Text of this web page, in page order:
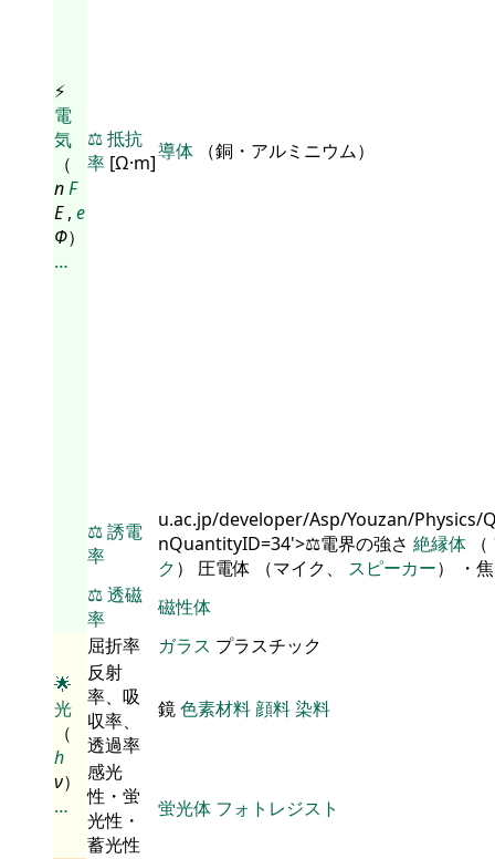
⚡
電
気
（
nF
E, e
Φ）
…
⚖️抵抗
率 [Ω·m]導体 （銅・アルミニウム）
⚖️誘電
率
u.ac.jp/developer/Asp/Youzan/Physics/
nQuantityID=34'>⚖️電界の強さ 絶縁体 （
ク） 圧電体 （マイク、 スピーカー） ・
⚖️透磁
率
磁性体
🌟
光
（
h
ν）
…
屈折率 ガラス プラスチック
反射
率、吸
収率、
透過率
鏡色素材料顔料染料
感光
性・蛍
光性・
蓄光性
蛍光体 フォトレジスト